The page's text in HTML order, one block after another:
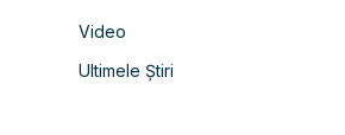
Video
Ultimele Știri